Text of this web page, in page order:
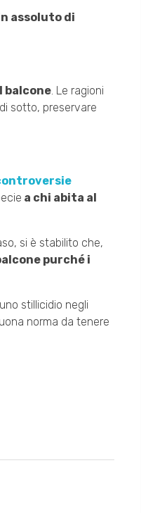
assoluto di
balcone . Le ragioni
sotto, preservare
a chi abita al
si è stabilito che,
purché i
stillicidio negli
norma da tenere